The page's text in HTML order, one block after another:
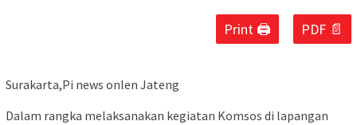
Print 🖨 PDF 📄
Surakarta,Pi news onlen Jateng
Dalam rangka melaksanakan kegiatan Komsos di lapangan